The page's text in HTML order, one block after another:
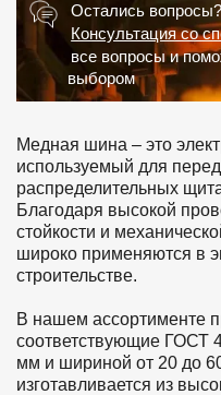
Остались вопросы?
Консультация со
все вопросы и
выбором
Медная шина – это
используемый для
распределительных
Благодаря высокой
стойкости и
широко применяются в
строительстве.
В нашем ассортименте
соответствующие ГОСТ
мм и шириной от 20 до
изготавливается из